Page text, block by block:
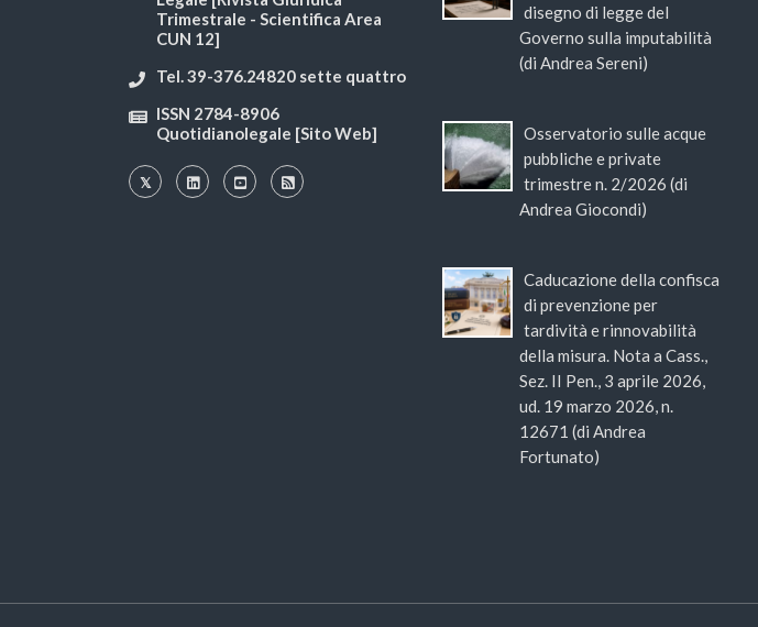
Trimestrale - Scientifica Area
CUN 12]
Tel. 39-376.24820 sette quattro
ISSN 2784-8906
Quotidianolegale [Sito Web]
disegno di legge del
Governo sulla imputabilità
(di Andrea Sereni)
Osservatorio sulle acque
pubbliche e private
trimestre n. 2/2026 (di
Andrea Giocondi)
Caducazione della confisca
di prevenzione per
tardività e rinnovabilità
della misura. Nota a Cass.,
Sez. II Pen., 3 aprile 2026,
ud. 19 marzo 2026, n.
12671 (di Andrea
Fortunato)